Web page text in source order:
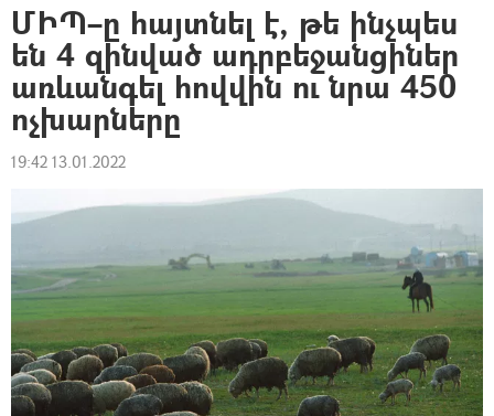
ՄԻՊ–ը հայտնել է, թե ինչպես
են 4 զինված ադրբեջանցիներ
առևանգել հովվին ու նրա 450
ոչխարները
19:42 13.01.2022